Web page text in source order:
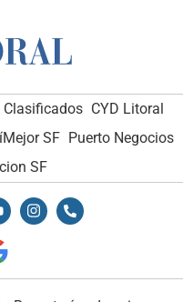
Clasificados CYD Litoral
SF Puerto Negocios
SF